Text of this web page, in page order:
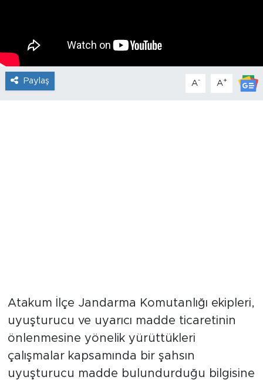
Paylaş A- A+
Atakum İlçe Jandarma Komutanlığı ekipleri,
uyuşturucu ve uyarıcı madde ticaretinin
önlenmesine yönelik yürüttükleri
çalışmalar kapsamında bir şahsın
uyuşturucu madde bulundurduğu bilgisine